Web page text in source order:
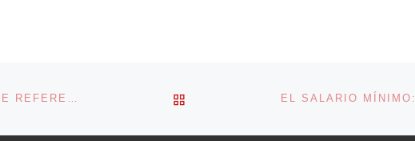
BROOKLYN NINE-NINE (2013): ¿LA NUEVA SITCOM DE REFERENCIA? VOLVER A LA LISTA DE ENTRADAS